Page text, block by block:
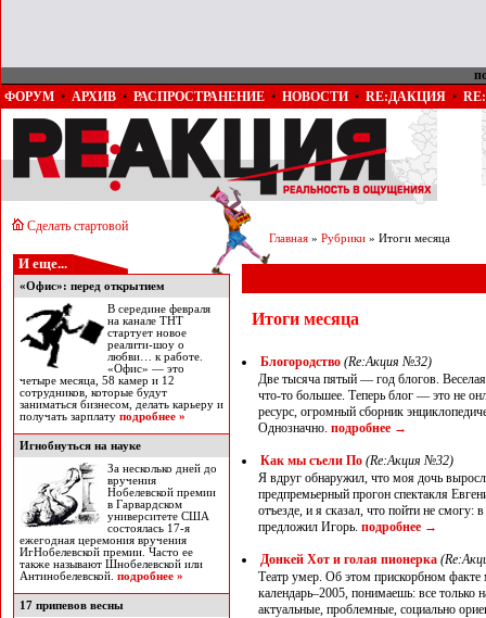
ФОРУМ • АРХИВ • РАСПРОСТРАНЕНИЕ • НОВОСТИ • RE:ДАКЦИЯ •
Сделать стартовой
И еще...
«Офис»: перед открытием
В середине февраля
на канале ТНТ
стартует новое
реалити-шоу о
любви… к работе.
«Офис» — это
четыре месяца, 58 камер и 12
сотрудников, которые будут
заниматься бизнесом, делать карьеру и
получать зарплату подробнее »
Игнобнуться на науке
За несколько дней до
вручения
Нобелевской премии
в Гарвардском
университете США
состоялась 17-я
ежегодная церемония вручения
ИгНобелевской премии. Часто ее
также называют Шнобелевской или
Антинобелевской. подробнее »
17 припевов весны
Главная » Рубрики » Итоги месяца
Итоги месяца
Блогородство (Re:Акция №32)
Две тысяча пятый — год блогов.
что-то большее. Теперь блог — это не
ресурс, огромный сборник
Однозначно. подробнее →
Как мы съели По (Re:Акция №32)
Я вдруг обнаружил, что моя дочь
предпремьерный прогон спектакля
отъезде, и я сказал, что пойти не смогу:
предложил Игорь. подробнее →
Донкей Хот и голая пионерка
Театр умер. Об этом прискорбном
календарь–2005, понимаешь: все
актуальные, проблемные, социально